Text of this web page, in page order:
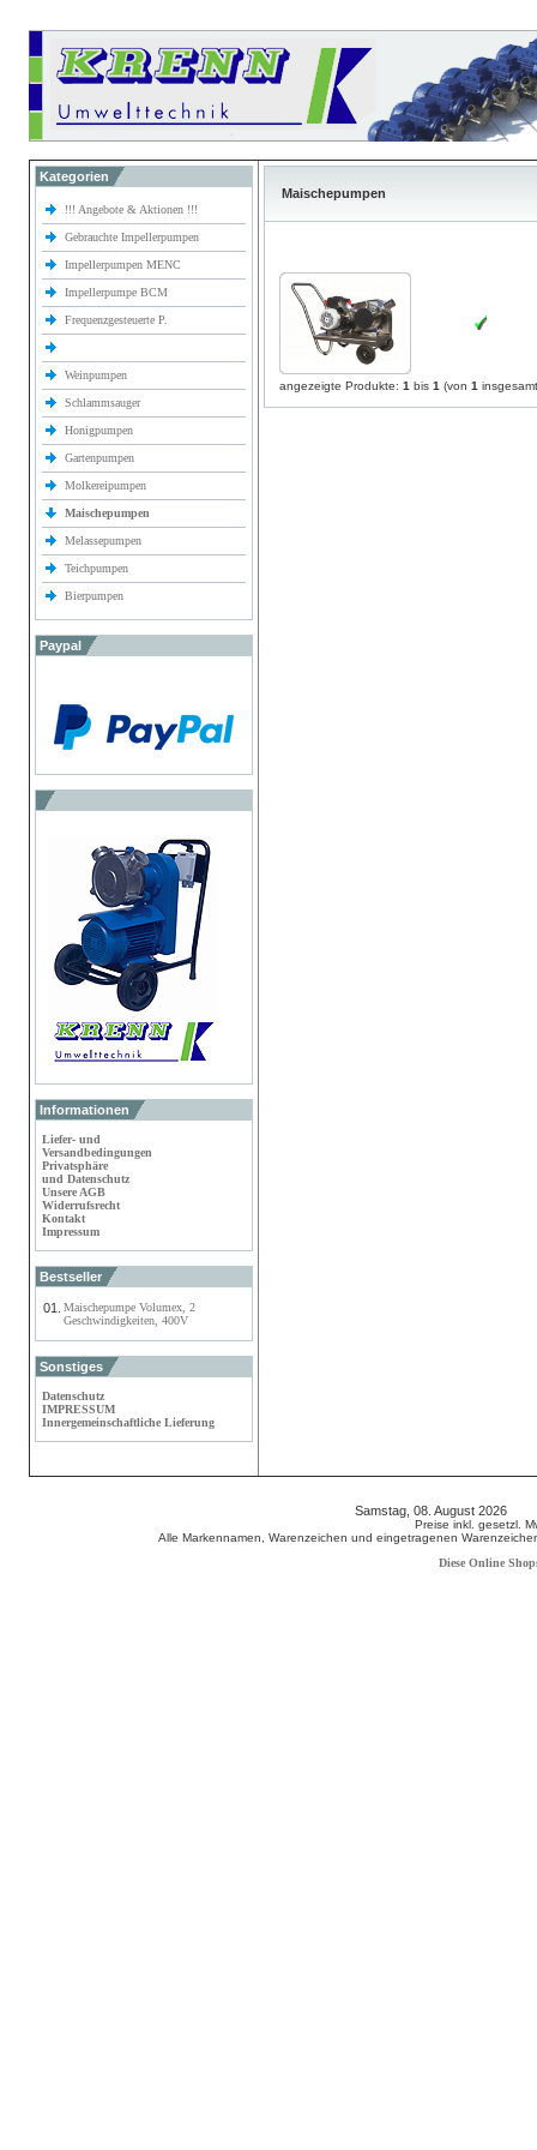
Kategorien
!!! Angebote & Aktionen !!!
Gebrauchte Impellerpumpen
Impellerpumpen MENC
Impellerpumpe BCM
Frequenzgesteuerte P.
Weinpumpen
Schlammsauger
Honigpumpen
Gartenpumpen
Molkereipumpen
Maischepumpen
Melassepumpen
Teichpumpen
Bierpumpen
Paypal
Informationen
Liefer- und
Versandbedingungen
Privatsphäre
und Datenschutz
Unsere AGB
Widerrufsrecht
Kontakt
Impressum
Bestseller
01.
Maischepumpe Volumex, 2
Geschwindigkeiten, 400V
Sonstiges
Datenschutz
IMPRESSUM
Innergemeinschaftliche Lieferung
Maischepumpen
angezeigte Produkte: 1 bis 1 (von 1
Samstag, 08. August 2026
Preise inkl. gesetzl.
Alle Markennamen, Warenzeichen und eingetragenen
Diese Online